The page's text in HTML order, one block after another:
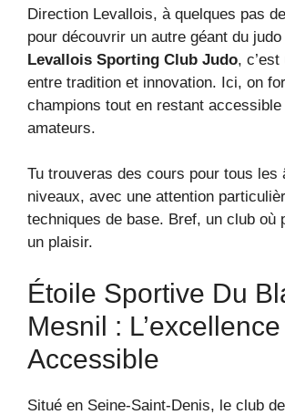
Direction Levallois, à quelques pas
pour découvrir un autre géant du
Levallois Sporting Club Judo,
entre tradition et innovation. Ici, on
champions tout en restant accessible
amateurs.
Tu trouveras des cours pour tous les
niveaux, avec une attention
techniques de base. Bref, un club où
un plaisir.
Étoile Sportive Du
Mesnil : L’excellence
Accessible
Situé en Seine-Saint-Denis, le club de